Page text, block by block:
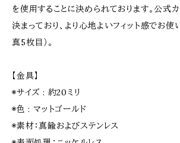
を使用することに決められております。公式
決まっており、より心地よいフィット感でお使
真5枚目）。
【金具】
◉サイズ : 約20ミリ
◉色 : マットゴールド
◉素材：真鍮およびステンレス